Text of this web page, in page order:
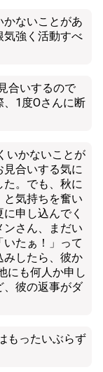
かないことがあ
気強く活動すべ
合いするので
1度Oさんに断
いかないことが
見合いする気に
た。でも、秋に
と気持ちを奮い
申し込んでく
さん、まだい
たぁ！」って
みしたら、彼か
にも何人か申し
、彼の返事がダ
もったいぶらず